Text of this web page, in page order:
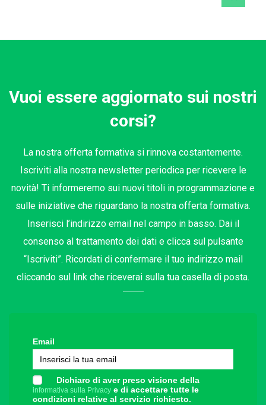
Vuoi essere aggiornato sui nostri
corsi?
La nostra offerta formativa si rinnova costantemente.
Iscriviti alla nostra newsletter periodica per ricevere le
novità! Ti informeremo sui nuovi titoli in programmazione e
sulle iniziative che riguardano la nostra offerta formativa.
Inserisci l’indirizzo email nel campo in basso. Dai il
consenso al trattamento dei dati e clicca sul pulsante
“Iscriviti”. Ricordati di confermare il tuo indirizzo mail
cliccando sul link che riceverai sulla tua casella di posta.
Email
Dichiaro di aver preso visione della
informativa sulla Privacy e di accettare tutte le
condizioni relative al servizio richiesto.